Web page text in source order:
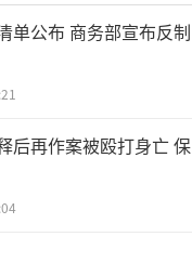
单公布 商务部宣布反制
后再作案被殴打身亡 保